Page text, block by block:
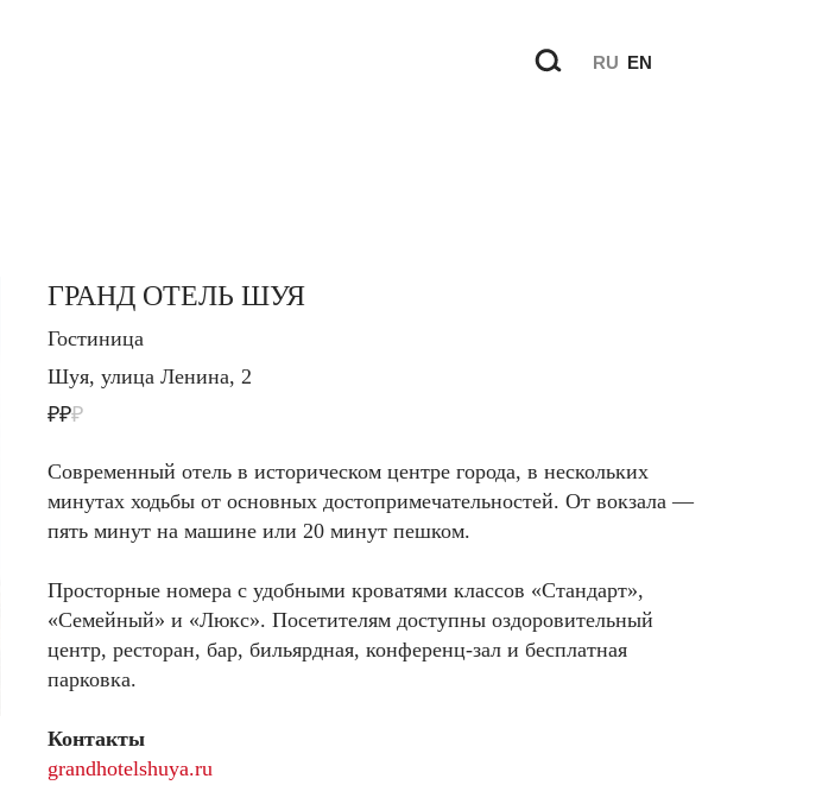
EN
RU
ГРАНД ОТЕЛЬ ШУЯ
Гостиница
Шуя, улица Ленина, 2
₽₽₽
Современный отель в историческом центре города, в нескольких
минутах ходьбы от основных достопримечательностей. От вокзала —
пять минут на машине или 20 минут пешком.
Просторные номера с удобными кроватями классов «Стандарт»,
«Семейный» и «Люкс». Посетителям доступны оздоровительный
центр, ресторан, бар, бильярдная, конференц-зал и бесплатная
парковка.
Контакты
grandhotelshuya.ru